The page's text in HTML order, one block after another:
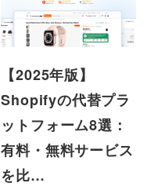
【2025年版】
Shopifyの代替プラ
ットフォーム8選：
有料・無料サービス
を比…